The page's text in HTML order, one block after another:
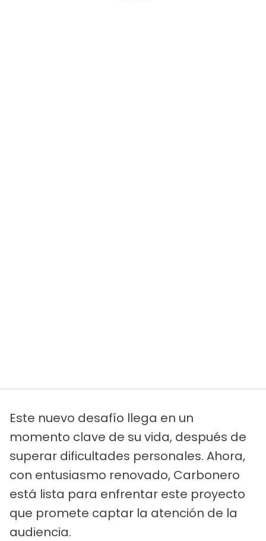
Este nuevo desafío llega en un
momento clave de su vida, después de
superar dificultades personales. Ahora,
con entusiasmo renovado, Carbonero
está lista para enfrentar este proyecto
que promete captar la atención de la
audiencia.